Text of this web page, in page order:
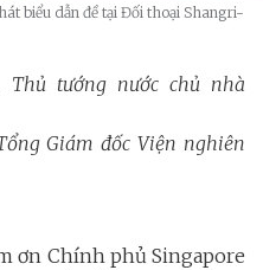
biểu dẫn đề tại Đối thoại Shangri-
Thủ tướng nước chủ nhà
Giám đốc Viện nghiên
ơn Chính phủ Singapore